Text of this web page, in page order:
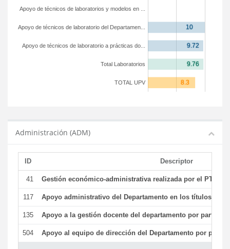
TOTAL UPV
Total Laboratorios
Apoyo de técnicos de laboratorio a prácticas do...
Apoyo de técnicos de laboratorio del Departamen...
Apoyo de técnicos de laboratorios y modelos en ...
Administración (ADM)
ID Descriptor
41 Gestión económico-administrativa realizada por el PTGAS
117 Apoyo administrativo del Departamento en los títulos de
135 Apoyo a la gestión docente del departamento por parte
504 Apoyo al equipo de dirección del Departamento por parte